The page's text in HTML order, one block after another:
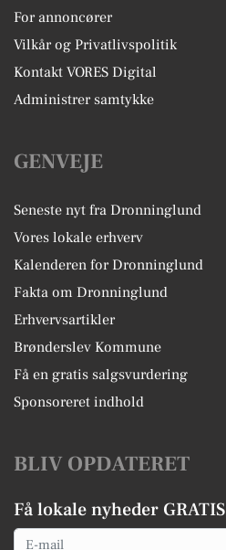
For annoncører
Vilkår og Privatlivspolitik
Kontakt VORES Digital
Administrer samtykke
GENVEJE
Seneste nyt fra Dronninglund
Vores lokale erhverv
Kalenderen for Dronninglund
Fakta om Dronninglund
Erhvervsartikler
Brønderslev Kommune
Få en gratis salgsvurdering
Sponsoreret indhold
BLIV OPDATERET
Få lokale nyheder GRATIS
Email